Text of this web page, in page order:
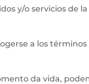
y/o servicios de
a los
da vida,